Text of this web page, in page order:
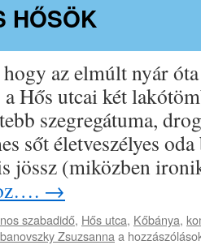
HŐSÖK
az elmúlt nyár
Hős utcai két
szegregátuma,
sőt életveszélyes
jössz (miközben
→
szabadidő, Hős utca, Kőbánya,
Zsuzsanna Önkéntes
a